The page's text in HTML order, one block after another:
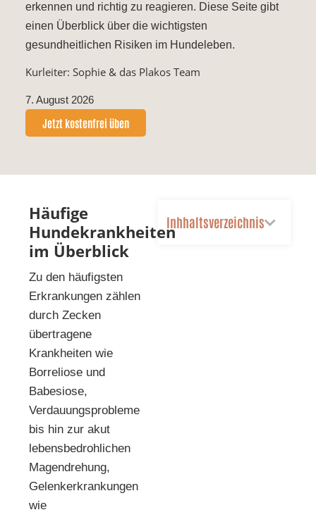
erkennen und richtig zu reagieren. Diese Seite gibt
einen Überblick über die wichtigsten
gesundheitlichen Risiken im Hundeleben.
Kurleiter: Sophie & das Plakos Team
7. August 2026
Jetzt kostenfrei üben
Häufige
Hundekrankheiten
im Überblick
Zu den häufigsten
Erkrankungen zählen
durch Zecken
übertragene
Krankheiten wie
Borreliose und
Babesiose,
Verdauungsprobleme
bis hin zur akut
lebensbedrohlichen
Magendrehung,
Gelenkerkrankungen
wie
Inhhaltsverzeichnis